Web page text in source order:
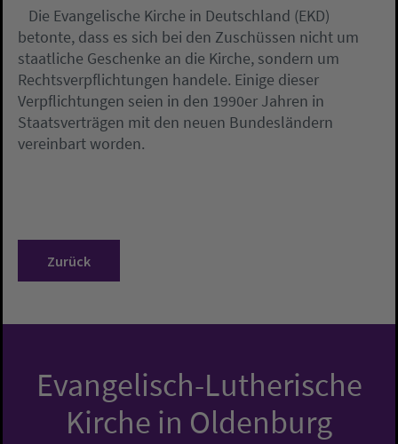
Die Evangelische Kirche in Deutschland (EKD)
betonte, dass es sich bei den Zuschüssen nicht um
staatliche Geschenke an die Kirche, sondern um
Rechtsverpflichtungen handele. Einige dieser
Verpflichtungen seien in den 1990er Jahren in
Staatsverträgen mit den neuen Bundesländern
vereinbart worden.
Zurück
Evangelisch-Lutherische
Kirche in Oldenburg